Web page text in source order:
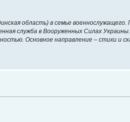
область) в семье
служба в Вооруженных Силах
Основное направление – стихи и